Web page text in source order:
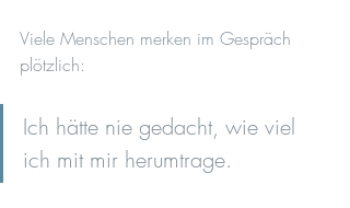
Viele Menschen merken im Gespräch
plötzlich:
Ich hätte nie gedacht, wie viel
ich mit mir herumtrage.